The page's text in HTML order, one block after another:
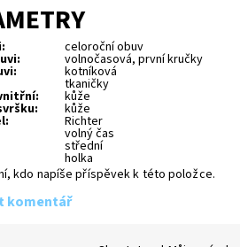
celoroční obuv
volnočasová, první kručky
kotníková
tkaničky
kůže
kůže
Richter
volný čas
střední
holka
kdo napíše příspěvek k této položce.
komentář